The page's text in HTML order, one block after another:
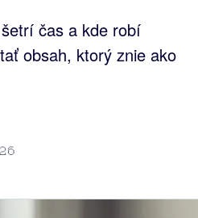
čas a kde robí
obsah, ktorý znie ako